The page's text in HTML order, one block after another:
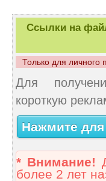
Ссылки на
Только для личного
Для
короткую
Нажмите
* Внимание!
более 2 лет